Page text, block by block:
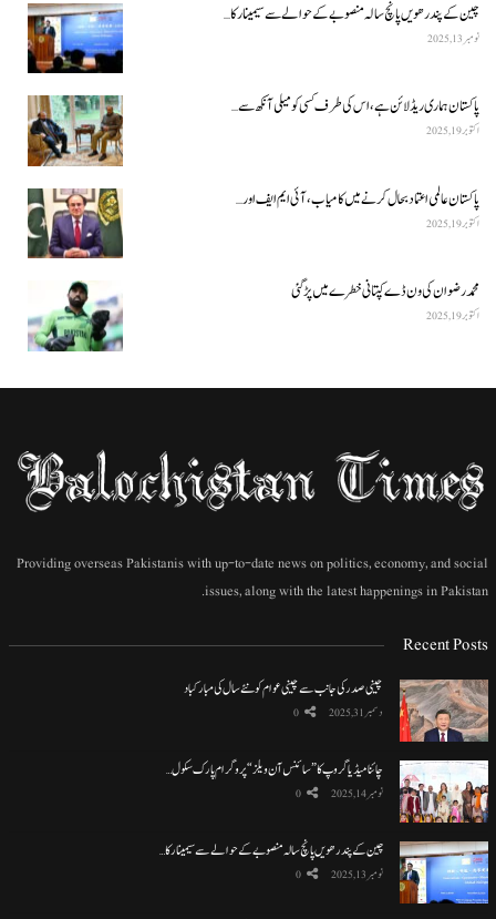
چین کے پندرھویں پانچ سالہ منصوبے کے حوالے سے سیمینار کا…
نومبر 13, 2025
پاکستان ہماری ریڈ لائن ہے، اس کی طرف کسی کو میلی آنکھ سے…
اکتوبر 19, 2025
پاکستان عالمی اعتماد بحال کرنے میں کامیاب، آئی ایم ایف اور…
اکتوبر 19, 2025
محمد رضوان کی ون ڈے کپتانی خطرے میں پڑ گئی
اکتوبر 19, 2025
Providing overseas Pakistanis with up-to-date news on politics, economy, and social
issues, along with the latest happenings in Pakistan.
Recent Posts
چینی صدر کی جانب سے چینی عوام کو نئے سال کی مبارکباد
دسمبر 31, 2025 0
چائنا میڈیا گروپ کا ”سائنس آن ویلز“ پروگرام پارک سکول…
نومبر 14, 2025 0
چین کے پندرھویں پانچ سالہ منصوبے کے حوالے سے سیمینار کا…
نومبر 13, 2025 0